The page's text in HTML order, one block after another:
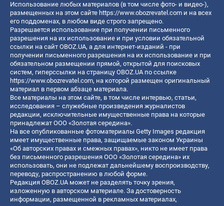
Использование любых материалов (в том числе фото- и видео-),
размещенных на этом сайте https://www.obozrevatel.com и на всех
его поддоменах, в любом виде строго запрещено.
Разрешается использование при получении письменного
разрешения на их использование и при условии обязательной
ссылки на сайт OBOZ.UA, а для интернет-изданий - при
получении письменного разрешения на их использование и при
обязательном размещении прямой, открытой для поисковых
систем, гиперссылки на страницу OBOZ.UA по ссылке
https://www.obozrevatel.com, на которой размещен оригинальный
материал в первом абзаце материала.
Все материалы на этом сайте, в том числе интервью, статьи,
исследования – служебные произведения журналистов
редакции, исключительные имущественные права на которые
принадлежат ООО «Золотая середина».
На все опубликованные фотоматериалы Getty Images редакция
имеет имущественные права, защищаемые законом Украины
«Об авторских правах и смежных правах», никто не имеет права
без письменного разрешения ООО «Золотая середина» их
использовать, они не подлежат дальнейшему воспроизводству,
переводу, распространению в любой форме.
Редакция OBOZ.UA может не разделять точку зрения,
изложенную в авторском материале. За достоверность
информации, размещенной в рекламных материалах,